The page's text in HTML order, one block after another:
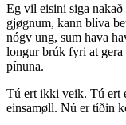
Eg vil eisini siga
gjøgnum, kann blíva
nógv ung, sum hava
longur brúk fyri at gera
pínuna.
Tú ert ikki veik. Tú ert
einsamøll. Nú er tíðin